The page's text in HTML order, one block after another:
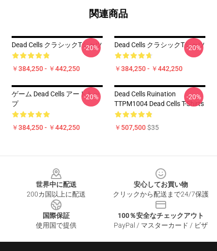
関連商品
Dead Cells クラシックTシャツ
￥384,250 - ￥442,250
-20% Dead Cells クラシックTシャツ
￥384,250 - ￥442,250
-20%
ゲーム Dead Cells アートトッ
プ
￥384,250 - ￥442,250
-20%
Dead Cells Ruination
TTPM1004 Dead Cells T-Shirts
￥507,500$35
-20%
世界中に配送
200カ国以上に配送
安心してお買い物
クリックから配送まで24/7保護
国際保証
使用国で提供
100％安全なチェックアウト
PayPal / マスターカード / ビザ